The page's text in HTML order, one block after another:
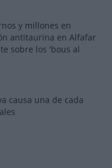
y millones en
antitaurina en Alfafar
sobre los 'bous al
causa una de cada